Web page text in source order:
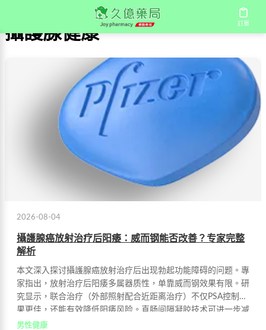
訂單
攝護腺健康
2026-08-04
攝護腺癌放射治疗后阳痿：威而钢能否改善？专家完整
解析
本文深入探讨攝護腺癌放射治疗后出现勃起功能障碍的问题。專
家指出，放射治疗后阳痿多属器质性，单靠威而钢效果有限。研
究显示，联合治疗（外部照射配合近距离治疗）不仅PSA控制效
果更佳，还能有效降低阳痿风险。直肠间隔凝胶技术可进一步减
轻副作用。
男性健康